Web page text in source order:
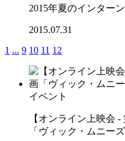
2015年夏のインター
2015.07.31
1 ... 9 10 11 12
イベント
【オンライン上映会 -
「ヴィック・ムニー